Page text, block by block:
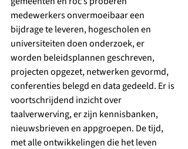
medewerkers onvermoeibaar een
bijdrage te leveren, hogescholen en
universiteiten doen onderzoek, er
worden beleidsplannen geschreven,
projecten opgezet, netwerken gevormd,
conferenties belegd en data gedeeld. Er is
voortschrijdend inzicht over
taalverwerving, er zijn kennisbanken,
nieuwsbrieven en appgroepen. De tijd,
met alle ontwikkelingen die het leven